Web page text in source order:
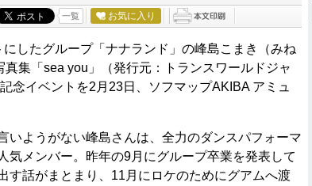
一覧 お気に入り
したグループ「ナナランド」の峰島こまき（みね
真集「sea you」（発行元：トランスワールドジャ
念イベントを2月23日、ソフマップAKIBA アミュ
ようがない峰島さんは、全力のダンスパフォーマ
気メンバー。昨年の9月にグループ卒業を発表して
す話がまとまり、11月にロケのためにグアムへ渡